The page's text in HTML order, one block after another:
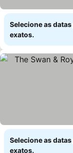
Selecione as
exatos.
Selecione as
exatos.